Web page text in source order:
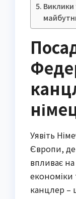
Виклики
Уявіть
Європи,
впливає
економіки
канцлер –